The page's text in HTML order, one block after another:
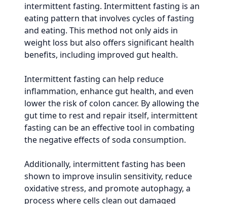
intermittent fasting. Intermittent fasting is an
eating pattern that involves cycles of fasting
and eating. This method not only aids in
weight loss but also offers significant health
benefits, including improved gut health.
Intermittent fasting can help reduce
inflammation, enhance gut health, and even
lower the risk of colon cancer. By allowing the
gut time to rest and repair itself, intermittent
fasting can be an effective tool in combating
the negative effects of soda consumption.
Additionally, intermittent fasting has been
shown to improve insulin sensitivity, reduce
oxidative stress, and promote autophagy, a
process where cells clean out damaged